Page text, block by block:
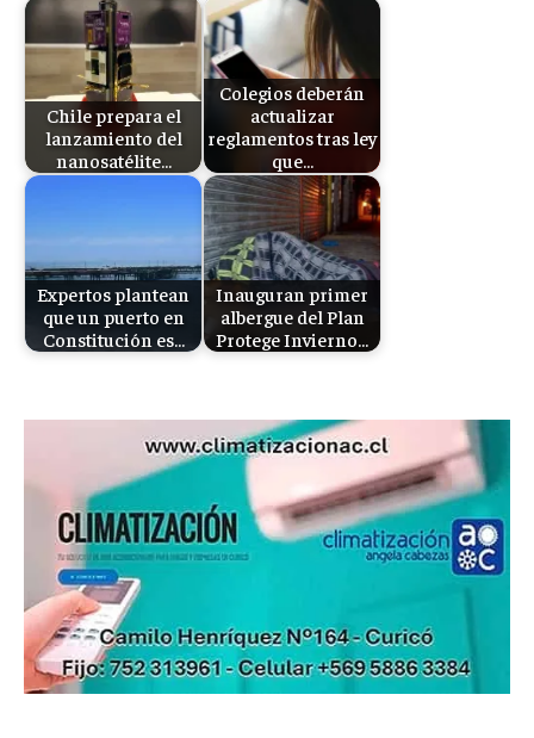
Chile prepara el
lanzamiento del
nanosatélite…
Colegios deberán
actualizar
reglamentos tras ley
que…
Expertos plantean
que un puerto en
Constitución es…
Inauguran primer
albergue del Plan
Protege Invierno…